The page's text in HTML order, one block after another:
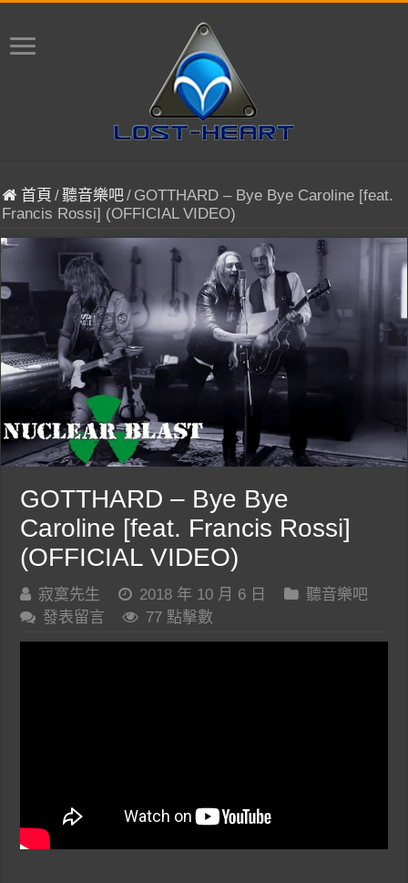
首頁 /聽音樂吧/ GOTTHARD – Bye Bye Caroline [feat.
Francis Rossi] (OFFICIAL VIDEO)
GOTTHARD – Bye Bye
Caroline [feat. Francis Rossi]
(OFFICIAL VIDEO)
寂寞先生 2018 年 10 月 6 日
聽音樂吧
發表留言
77 點擊數